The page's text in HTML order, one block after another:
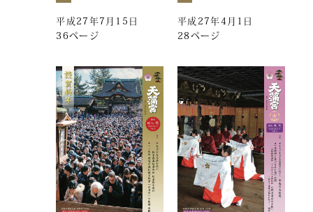
平成27年7月15日
36ページ
平成27年4月1日
28ページ